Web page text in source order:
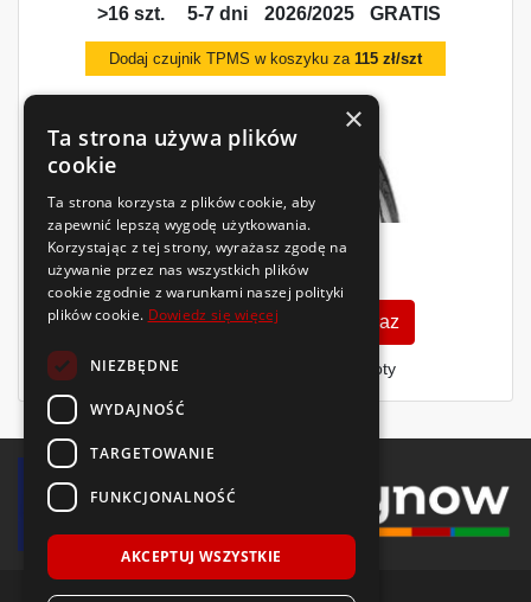
>16 szt. 5-7 dni 2026/2025 GRATIS
Dodaj czujnik TPMS w koszyku za 115 zł/szt
306 zł/szt.
Zobacz szczegóły Kup teraz
Finansowanie dla firm - MŚP i floty
×
Ta strona używa plików
cookie
Ta strona korzysta z plików cookie, aby
zapewnić lepszą wygodę użytkowania.
Korzystając z tej strony, wyrażasz zgodę na
używanie przez nas wszystkich plików
cookie zgodnie z warunkami naszej polityki
plików cookie. Dowiedz się więcej
NIEZBĘDNE
WYDAJNOŚĆ
TARGETOWANIE
FUNKCJONALNOŚĆ
AKCEPTUJ WSZYSTKIE